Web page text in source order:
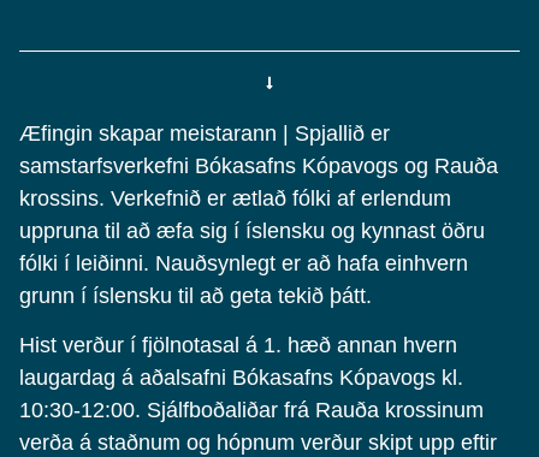
Æfingin skapar meistarann | Spjallið er
samstarfsverkefni Bókasafns Kópavogs og Rauða
krossins. Verkefnið er ætlað fólki af erlendum
uppruna til að æfa sig í íslensku og kynnast öðru
fólki í leiðinni. Nauðsynlegt er að hafa einhvern
grunn í íslensku til að geta tekið þátt.
Hist verður í fjölnotasal á 1. hæð annan hvern
laugardag á aðalsafni Bókasafns Kópavogs kl.
10:30-12:00. Sjálfboðaliðar frá Rauða krossinum
verða á staðnum og hópnum verður skipt upp eftir